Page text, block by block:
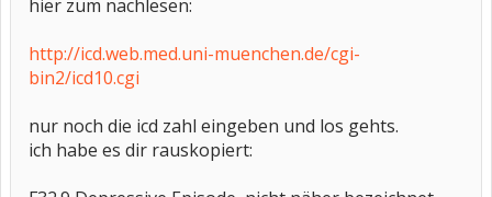
hier zum nachlesen:
http://icd.web.med.uni-muenchen.de/cgi-
bin2/icd10.cgi
nur noch die icd zahl eingeben und los gehts.
ich habe es dir rauskopiert: